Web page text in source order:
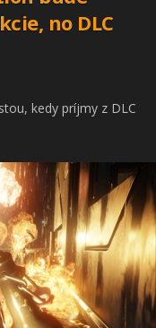
no DLC
kedy príjmy z DLC